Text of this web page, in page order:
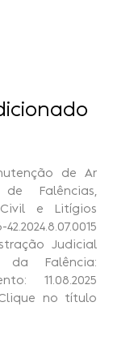
de Ar
Falências,
Civil e Litígios
Judicial
da Falência:
11.08.2025
no título